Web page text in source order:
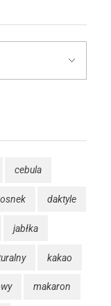
cebula
daktyle
jabłka
kakao
makaron